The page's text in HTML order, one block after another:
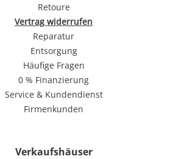
Retoure
Vertrag widerrufen
Reparatur
Entsorgung
Häufige Fragen
0 % Finanzierung
Service & Kundendienst
Firmenkunden
Verkaufshäuser